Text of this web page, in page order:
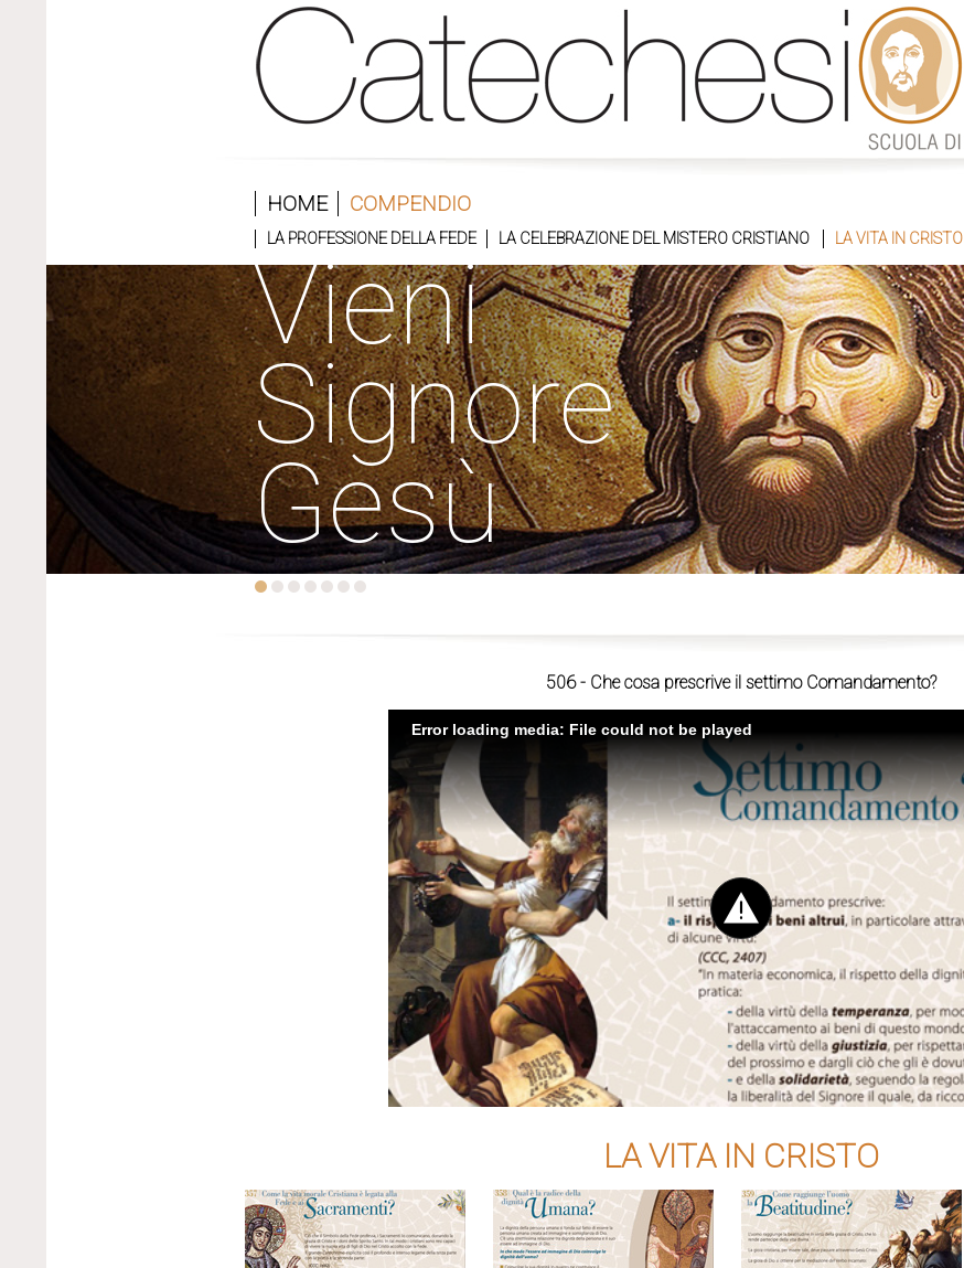
HOME COMPENDIO
LA PROFESSIONE DELLA FEDE LA CELEBRAZIONE DEL MISTERO CRISTIANO LA VITA IN CRISTO
Vieni
Signore
Gesù
506 - Che cosa prescrive il settimo Comandamento?
Error loading media: File could not be played
LA VITA IN CRISTO